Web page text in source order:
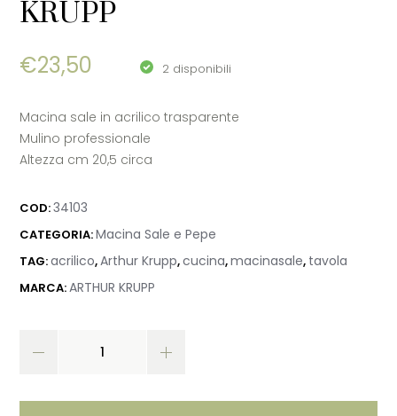
KRUPP
€23,50 2 disponibili
Macina sale in acrilico trasparente
Mulino professionale
Altezza cm 20,5 circa
COD:34103
CATEGORIA:Macina Sale e Pepe
TAG:acrilico,Arthur Krupp,cucina,macinasale, tavola
MARCA:ARTHUR KRUPP